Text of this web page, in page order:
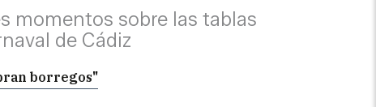
momentos sobre las tablas
de Cádiz
borregos"